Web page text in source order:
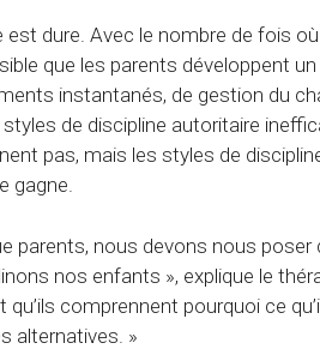
est dure. Avec le nombre de fois
que les parents développent
instantanés, de gestion du
styles de discipline autoritaire
pas, mais les styles de
gagne.
parents, nous devons nous
nos enfants », explique le
qu’ils comprennent pourquoi ce
alternatives. »